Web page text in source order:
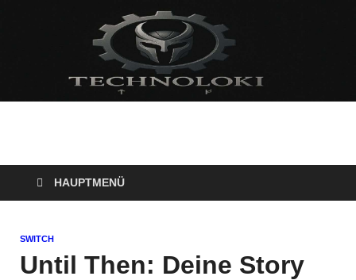
Technoloki: Gaming
und Entertainment
News
Blockbuster, Indie-Perlen und Retro-Klassiker.
HAUPTMENÜ
SWITCH
Until Then: Deine Story